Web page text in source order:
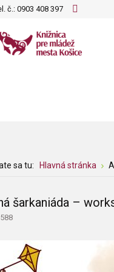
č.: 0903 408 397
sa tu: Hlavná stránka
šarkaniáda –